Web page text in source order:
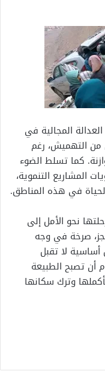
المجالية في
من التهميش، رغم
كما تسلط الضوء
المشاريع التنموية،
في هذه المناطق.
نحو الأمل إلى
صرخة في وجه
لا تقبل
أن تصبح الطبيعة
وترك سكانها